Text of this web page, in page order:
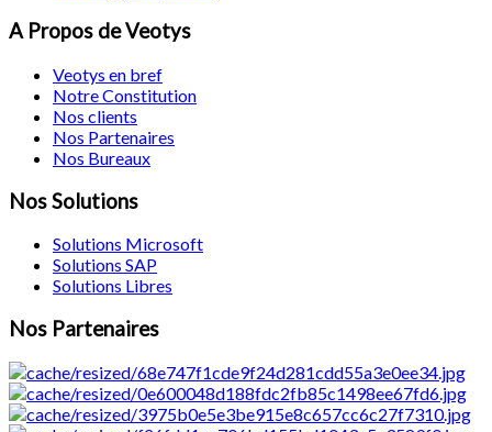
A Propos de Veotys
Veotys en bref
Notre Constitution
Nos clients
Nos Partenaires
Nos Bureaux
Nos Solutions
Solutions Microsoft
Solutions SAP
Solutions Libres
Nos Partenaires